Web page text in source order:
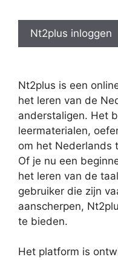
Nt2plus inloggen
Nt2plus is een
het leren van de
anderstaligen. Het
leermaterialen,
om het Nederlands
Of je nu een
het leren van de
gebruiker die zijn
aanscherpen,
te bieden.
Het platform is